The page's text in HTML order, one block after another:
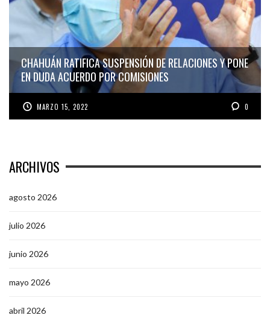
CHAHUÁN RATIFICA SUSPENSIÓN DE RELACIONES Y PONE
EN DUDA ACUERDO POR COMISIONES
MARZO 15, 2022 0
ARCHIVOS
agosto 2026
julio 2026
junio 2026
mayo 2026
abril 2026